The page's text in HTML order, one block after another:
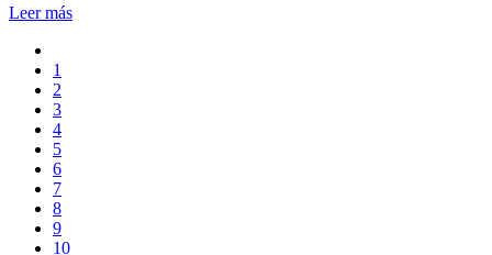
Leer más
1
2
3
4
5
6
7
8
9
10